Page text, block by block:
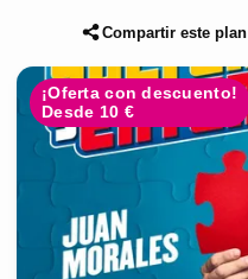
Compartir este plan
¡Oferta con descuento!
Desde 10 €